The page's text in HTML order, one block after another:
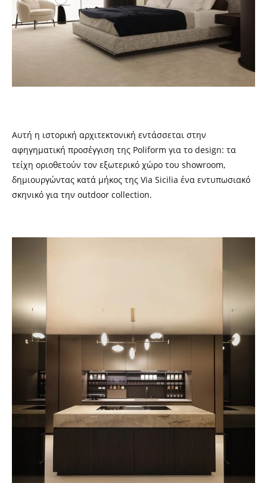
Αυτή η ιστορική αρχιτεκτονική εντάσσεται στην
αφηγηματική προσέγγιση της Poliform για το design: τα
τείχη οριοθετούν τον εξωτερικό χώρο του showroom,
δημιουργώντας κατά μήκος της Via Sicilia ένα εντυπωσιακό
σκηνικό για την outdoor collection.